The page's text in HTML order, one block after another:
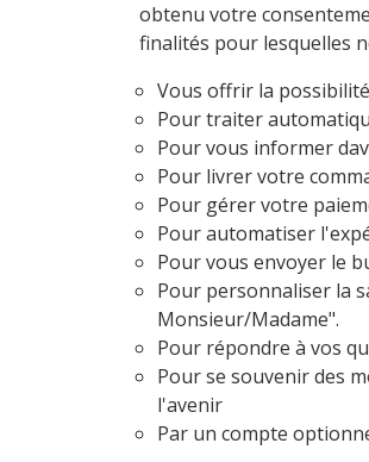
obtenu votre
finalités pour lesquelles
Vous offrir la
Pour traiter
Pour vous informer
Pour livrer votre
Pour gérer votre
Pour automatiser
Pour vous envoyer le
Pour personnaliser la
Monsieur/Madame".
Pour répondre à vos
Pour se souvenir des
l'avenir
Par un compte